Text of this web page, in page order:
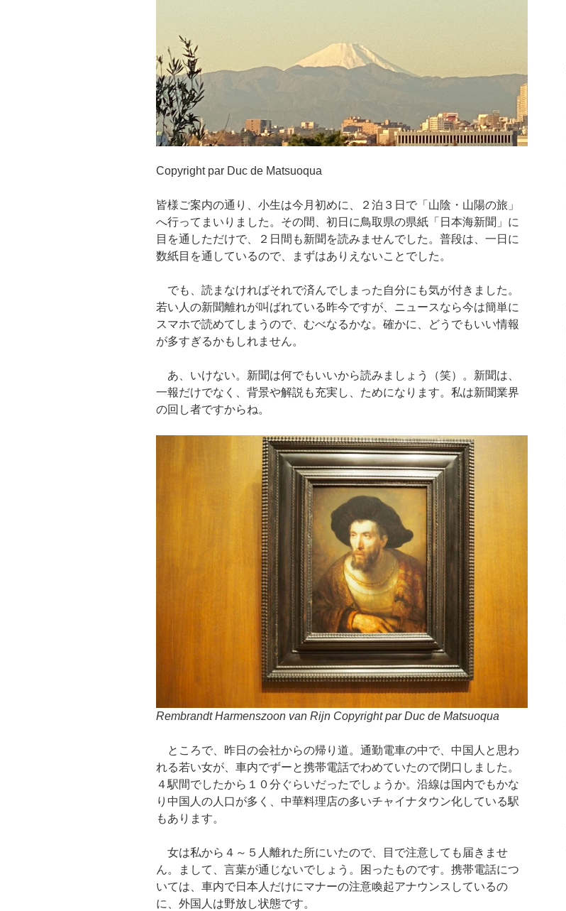
Copyright par Duc de Matsuoqua
皆様ご案内の通り、小生は今月初めに、２泊３日で「山陰・山陽の旅」
へ行ってまいりました。その間、初日に鳥取県の県紙「日本海新聞」に
目を通しただけで、２日間も新聞を読みませんでした。普段は、一日に
数紙目を通しているので、まずはありえないことでした。
でも、読まなければそれで済んでしまった自分にも気が付きました。
若い人の新聞離れが叫ばれている昨今ですが、ニュースなら今は簡単に
スマホで読めてしまうので、むべなるかな。確かに、どうでもいい情報
が多すぎるかもしれません。
あ、いけない。新聞は何でもいいから読みましょう（笑）。新聞は、
一報だけでなく、背景や解説も充実し、ためになります。私は新聞業界
の回し者ですからね。
Rembrandt Harmenszoon van Rijn Copyright par Duc de Matsuoqua
ところで、昨日の会社からの帰り道。通勤電車の中で、中国人と思わ
れる若い女が、車内でずーと携帯電話でわめていたので閉口しました。
４駅間でしたから１０分ぐらいだったでしょうか。沿線は国内でもかな
り中国人の人口が多く、中華料理店の多いチャイナタウン化している駅
もあります。
女は私から４～５人離れた所にいたので、目で注意しても届きませ
ん。まして、言葉が通じないでしょう。困ったものです。携帯電話につ
いては、車内で日本人だけにマナーの注意喚起アナウンスしているの
に、外国人は野放し状態です。